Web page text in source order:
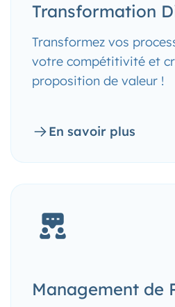
Transformation
Transformez vos
votre compétitivité et
proposition de valeur !
En savoir plus
Management de